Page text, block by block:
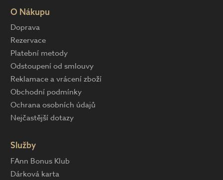
O Nákupu
Doprava
Rezervace
Platební metody
Odstoupení od smlouvy
Reklamace a vrácení zboží
Obchodní podmínky
Ochrana osobních údajů
Nejčastější dotazy
Služby
FAnn Bonus Klub
Dárková karta